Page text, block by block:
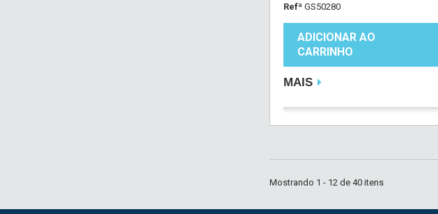
Refª GS50280
ADICIONAR AO
CARRINHO
MAIS
Mostrando 1 - 12 de 40 itens